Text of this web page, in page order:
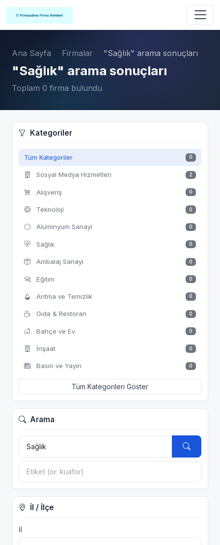
Ana Sayfa Firmalar "Sağlık" arama sonuçları
"Sağlık" arama sonuçları
Toplam 0 firma bulundu
Kategoriler
Tüm Kategoriler 0
Sosyal Medya Hizmetleri 2
Alışveriş 0
Teknoloji 0
Alüminyum Sanayi 0
Sağlık 0
Ambalaj Sanayi 0
Eğitim 0
Arıtma ve Temizlik 0
Gıda & Restoran 0
Bahçe ve Ev 0
İnşaat 0
Basın ve Yayın 0
Tüm Kategorileri Göster
Arama
İl / İlçe
İl